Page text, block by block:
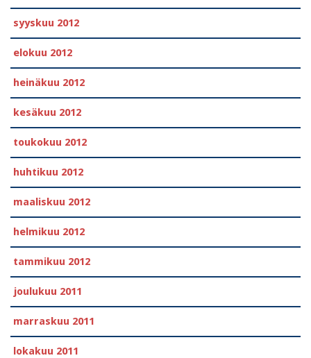
syyskuu 2012
elokuu 2012
heinäkuu 2012
kesäkuu 2012
toukokuu 2012
huhtikuu 2012
maaliskuu 2012
helmikuu 2012
tammikuu 2012
joulukuu 2011
marraskuu 2011
lokakuu 2011